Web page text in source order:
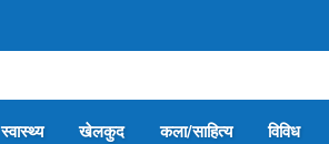
स्वास्थ्य खेलकुद कला/साहित्य विविध